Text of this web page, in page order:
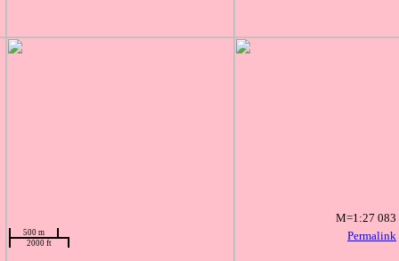
Permalink
500 m
2000 ft
M=1:27 083